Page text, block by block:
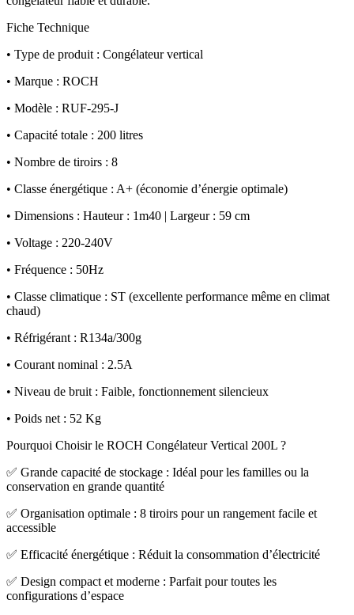
Fiche Technique
• Type de produit : Congélateur vertical
• Marque : ROCH
• Modèle : RUF-295-J
• Capacité totale : 200 litres
• Nombre de tiroirs : 8
• Classe énergétique : A+ (économie d’énergie optimale)
• Dimensions : Hauteur : 1m40 | Largeur : 59 cm
• Voltage : 220-240V
• Fréquence : 50Hz
• Classe climatique : ST (excellente performance même en climat
chaud)
• Réfrigérant : R134a/300g
• Courant nominal : 2.5A
• Niveau de bruit : Faible, fonctionnement silencieux
• Poids net : 52 Kg
Pourquoi Choisir le ROCH Congélateur Vertical 200L ?
✅ Grande capacité de stockage : Idéal pour les familles ou la
conservation en grande quantité
✅ Organisation optimale : 8 tiroirs pour un rangement facile et
accessible
✅ Efficacité énergétique : Réduit la consommation d’électricité
✅ Design compact et moderne : Parfait pour toutes les
configurations d’espace